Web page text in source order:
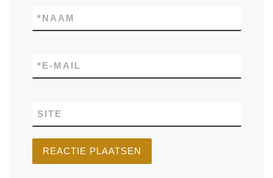
NAAM
*
E-MAIL
*
SITE